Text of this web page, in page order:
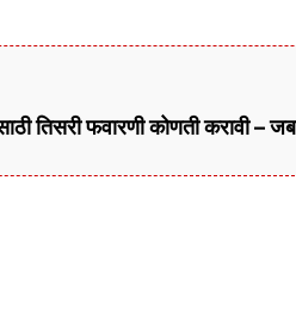
तिसरी फवारणी कोणती करावी –